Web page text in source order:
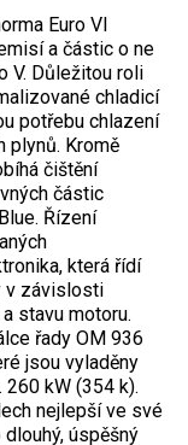
Euro VI
a částic o ne
V. Důležitou roli
chladicí
potřebu chlazení
plynů. Kromě
čištění
částic
Řízení
která řídí
v závislosti
stavu motoru.
řady OM 936
jsou vyladěny
kW (354 k).
nejlepší ve své
úspěšný